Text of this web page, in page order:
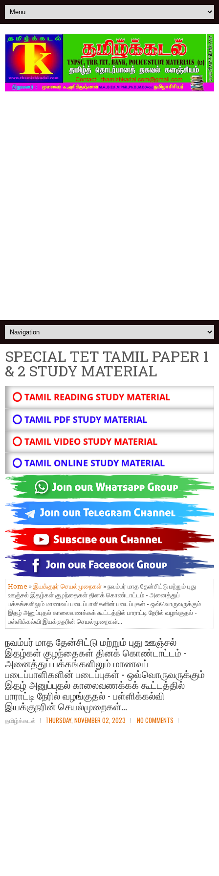
SPECIAL TET TAMIL PAPER 1
& 2 STUDY MATERIAL
⭕ TAMIL READING STUDY MATERIAL
⭕ TAMIL PDF STUDY MATERIAL
⭕ TAMIL VIDEO STUDY MATERIAL
⭕ TAMIL ONLINE STUDY MATERIAL
Home »இயக்குநர் செயல்முறைகள் » நவம்பர்‌ மாத தேன்சிட்டு மற்றும்‌ புது
ஊஞ்சல்‌ இதழ்கள்‌ குழந்தைகள்‌ தினக்‌ கொண்டாட்டம்‌ - அனைத்துப்‌
பக்கங்களிலும்‌ மாணவப்‌ படைப்பாளிகளின்‌ படைப்புகள்‌ - ஒவ்வொருவருக்கும்‌
இதழ்‌ அனுப்புதல்‌ காலைவணக்கக்‌ கூட்டத்தில்‌ பாராட்டி நேரில்‌ வழங்குதல்‌ -
பள்ளிக்கல்வி இயக்குநரின்‌ செயல்முறைகள்‌...
நவம்பர்‌ மாத தேன்சிட்டு மற்றும்‌ புது ஊஞ்சல்‌
இதழ்கள்‌ குழந்தைகள்‌ தினக்‌ கொண்டாட்டம்‌ -
அனைத்துப்‌ பக்கங்களிலும்‌ மாணவப்‌
படைப்பாளிகளின்‌ படைப்புகள்‌ - ஒவ்வொருவருக்கும்‌
இதழ்‌ அனுப்புதல்‌ காலைவணக்கக்‌ கூட்டத்தில்‌
பாராட்டி நேரில்‌ வழங்குதல்‌ - பள்ளிக்கல்வி
இயக்குநரின்‌ செயல்முறைகள்‌...
தமிழ்க்கடல் THURSDAY, NOVEMBER 02, 2023 NO COMMENTS